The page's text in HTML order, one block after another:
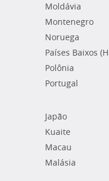
Moldávia
Montenegro
Noruega
Países Baixos
Polônia
Portugal
Japão
Kuaite
Macau
Malásia